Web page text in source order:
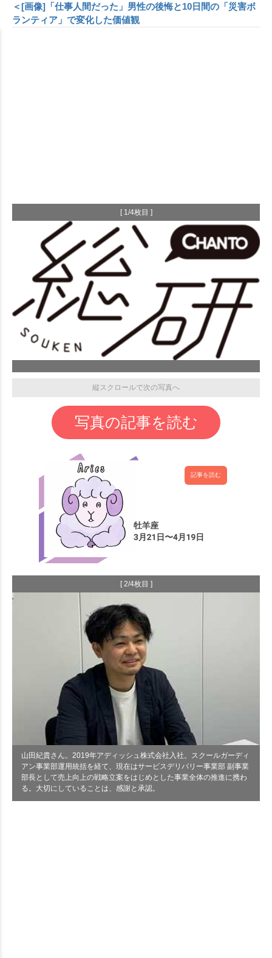
＜[画像]「仕事人間だった」男性の後悔と10日間の「災害ボ
ランティア」で変化した価値観
[ 1/4枚目 ]
縦スクロールで次の写真へ
写真の記事を読む
記事を読む
[ 2/4枚目 ]
山田紀貴さん。2019年アディッシュ株式会社入社。スクールガーディ
アン事業部運用統括を経て、現在はサービスデリバリー事業部 副事業
部長として売上向上の戦略立案をはじめとした事業全体の推進に携わ
る。大切にしていることは、感謝と承認。